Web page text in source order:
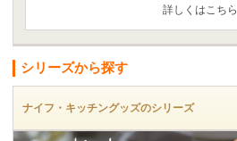
詳しくはこちら
シリーズから探す
ナイフ・キッチングッズのシリーズ